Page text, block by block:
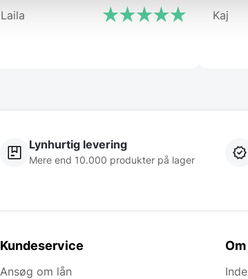
Laila Kaj
Lynhurtig levering
Mere end 10.000 produkter på lager
Kundeservice
Ansøg om lån